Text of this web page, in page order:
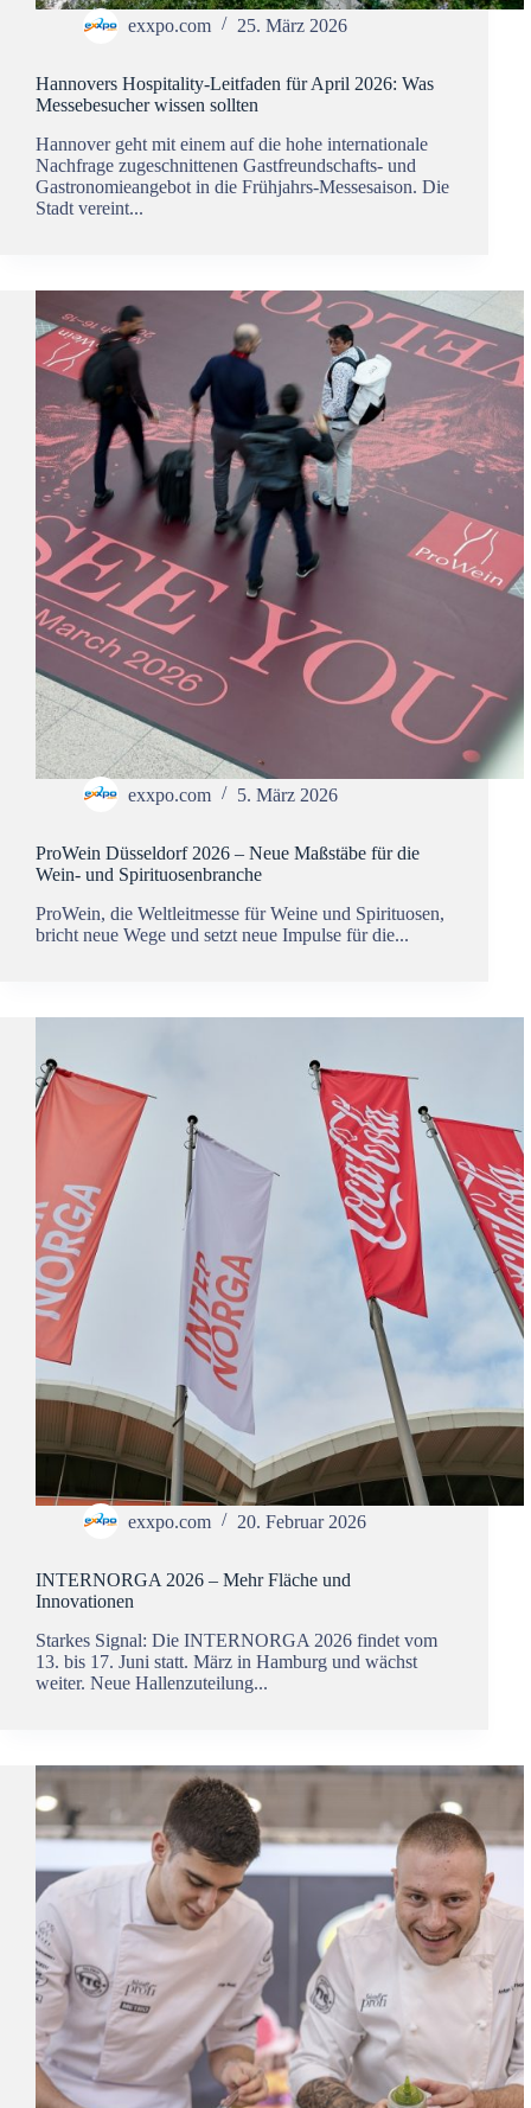
exxpo.com 25. März 2026
Hannovers Hospitality-Leitfaden für April 2026: Was
Messebesucher wissen sollten
Hannover geht mit einem auf die hohe internationale
Nachfrage zugeschnittenen Gastfreundschafts- und
Gastronomieangebot in die Frühjahrs-Messesaison. Die
Stadt vereint...
exxpo.com 5. März 2026
ProWein Düsseldorf 2026 – Neue Maßstäbe für die
Wein- und Spirituosenbranche
ProWein, die Weltleitmesse für Weine und Spirituosen,
bricht neue Wege und setzt neue Impulse für die...
exxpo.com 20. Februar 2026
INTERNORGA 2026 – Mehr Fläche und
Innovationen
Starkes Signal: Die INTERNORGA 2026 findet vom
13. bis 17. Juni statt. März in Hamburg und wächst
weiter. Neue Hallenzuteilung...